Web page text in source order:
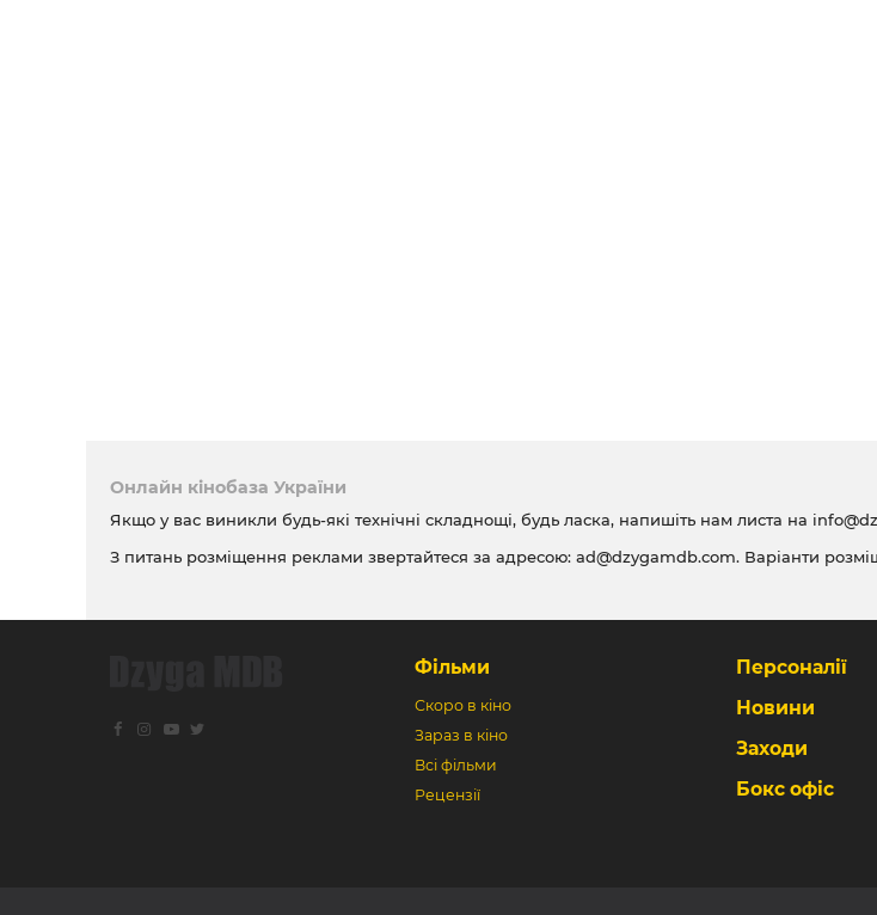
Онлайн кінобаза України
Якщо у вас виникли будь-які технічні складнощі, будь ласка, напишіть нам листа на
З питань розміщення реклами звертайтеся за адресою: ad@dzygamdb.com. Варіанти
Фільми
Скоро в кіно
Зараз в кіно
Всі фільми
Рецензії
Персоналії
Новини
Заходи
Бокс офіс